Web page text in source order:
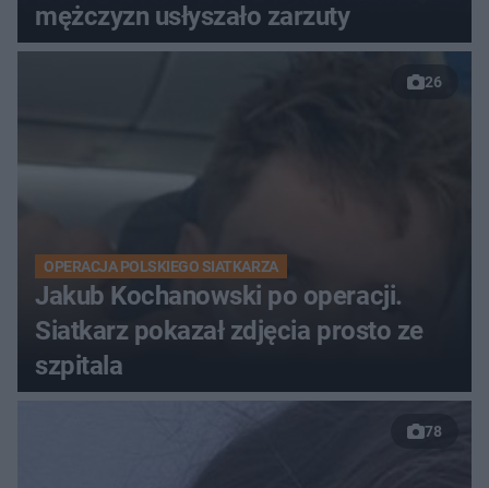
mężczyzn usłyszało zarzuty
26
OPERACJA POLSKIEGO SIATKARZA
Jakub Kochanowski po operacji.
Siatkarz pokazał zdjęcia prosto ze
szpitala
78